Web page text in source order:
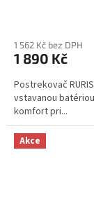
1 562 Kč bez DPH
1 890 Kč
Postrekovač
vstavanou
komfort pri...
Akce